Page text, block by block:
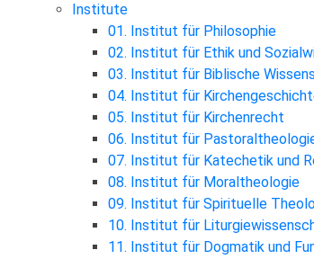
Institute
01. Institut für Philosophie
02. Institut für Ethik und
03. Institut für Biblische
04. Institut für
05. Institut für Kirchenrecht
06. Institut für
07. Institut für Katechetik und
08. Institut für Moraltheologie
09. Institut für Spirituelle
10. Institut für
11. Institut für Dogmatik und